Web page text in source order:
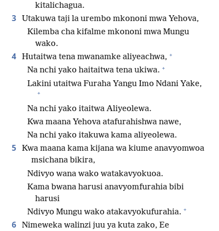
kitalichagua.
3
Utakuwa taji la urembo mkononi mwa Yehova,
Kilemba cha kifalme mkononi mwa Mungu
wako.
4 Hutaitwa tena mwanamke aliyeachwa, +
Na nchi yako haitaitwa tena ukiwa. +
Lakini utaitwa Furaha Yangu Imo Ndani Yake,
+
Na nchi yako itaitwa Aliyeolewa.
Kwa maana Yehova atafurahishwa nawe,
Na nchi yako itakuwa kama aliyeolewa.
5
Kwa maana kama kijana wa kiume anavyomwoa
msichana bikira,
Ndivyo wana wako watakavyokuoa.
Kama bwana harusi anavyomfurahia bibi
harusi
Ndivyo Mungu wako atakavyokufurahia. +
6
Nimeweka walinzi juu ya kuta zako, Ee